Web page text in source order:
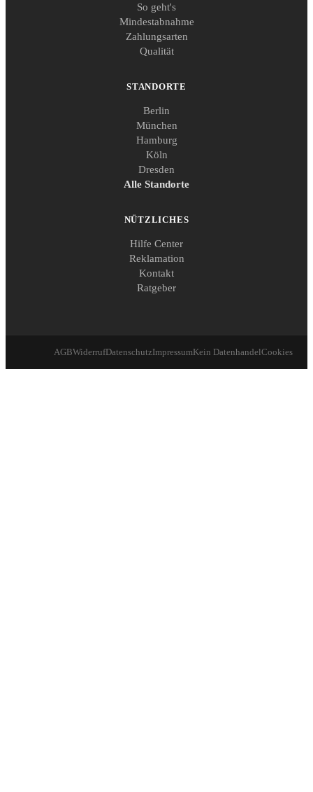
So geht's
Mindestabnahme
Zahlungsarten
Qualität
STANDORTE
Berlin
München
Hamburg
Köln
Dresden
Alle Standorte
NÜTZLICHES
Hilfe Center
Reklamation
Kontakt
Ratgeber
AGBWiderrufDatenschutzImpressumKein DatenhandelCookies